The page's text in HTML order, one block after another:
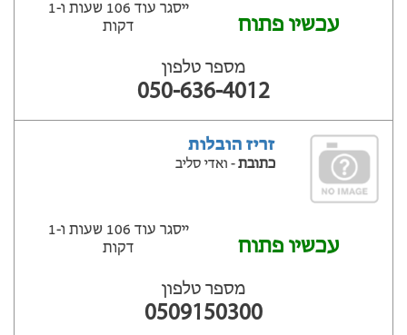
עכשיו פתוח
ייסגר עוד 106 שעות ‫ו-1
דקות
מספר טלפון
050-636-4012
זריז הובלות
כתובת- ואדי סליב
עכשיו פתוח
ייסגר עוד 106 שעות ‫ו-1
דקות
מספר טלפון
0509150300